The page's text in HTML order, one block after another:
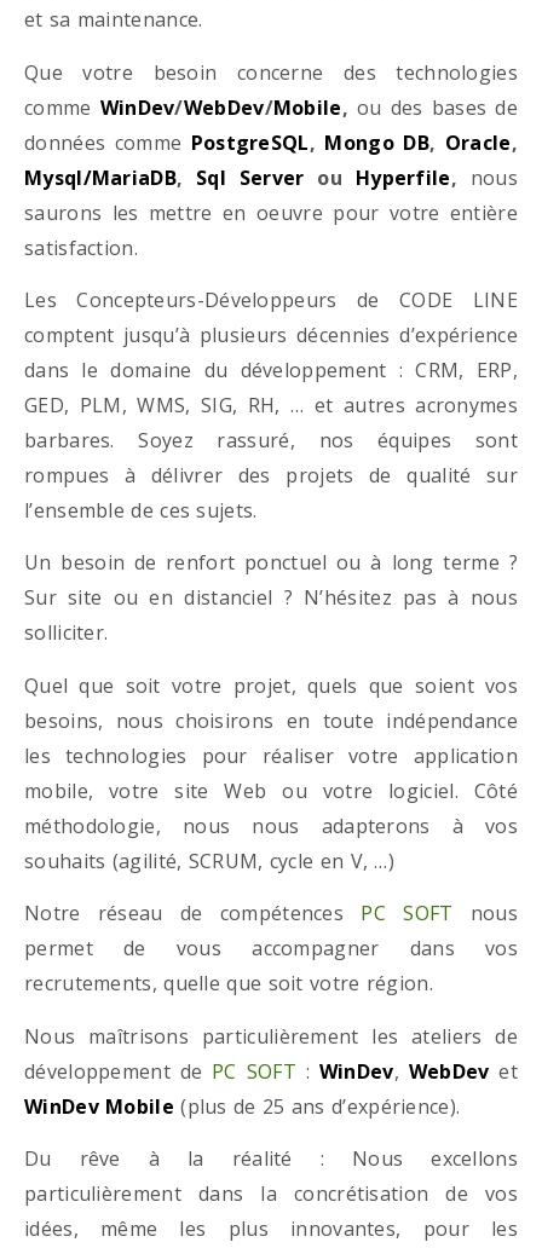
et sa maintenance.
Que votre besoin concerne des technologies
comme WinDev/WebDev/Mobile, ou des bases de
données comme PostgreSQL, Mongo DB, Oracle,
Mysql/MariaDB, Sql Server ou Hyperfile, nous
saurons les mettre en oeuvre pour votre entière
satisfaction.
Les Concepteurs-Développeurs de CODE LINE
comptent jusqu’à plusieurs décennies d’expérience
dans le domaine du développement : CRM, ERP,
GED, PLM, WMS, SIG, RH, … et autres acronymes
barbares. Soyez rassuré, nos équipes sont
rompues à délivrer des projets de qualité sur
l’ensemble de ces sujets.
Un besoin de renfort ponctuel ou à long terme ?
Sur site ou en distanciel ? N’hésitez pas à nous
solliciter.
Quel que soit votre projet, quels que soient vos
besoins, nous choisirons en toute indépendance
les technologies pour réaliser votre application
mobile, votre site Web ou votre logiciel. Côté
méthodologie, nous nous adapterons à vos
souhaits (agilité, SCRUM, cycle en V, …)
Notre réseau de compétences PC SOFT nous
permet de vous accompagner dans vos
recrutements, quelle que soit votre région.
Nous maîtrisons particulièrement les ateliers de
développement de PC SOFT : WinDev, WebDev et
WinDev Mobile (plus de 25 ans d’expérience).
Du rêve à la réalité : Nous excellons
particulièrement dans la concrétisation de vos
idées, même les plus innovantes, pour les